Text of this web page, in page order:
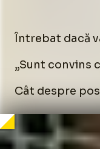
Unmute
Întrebat dacă
„Sunt convins
Cât despre